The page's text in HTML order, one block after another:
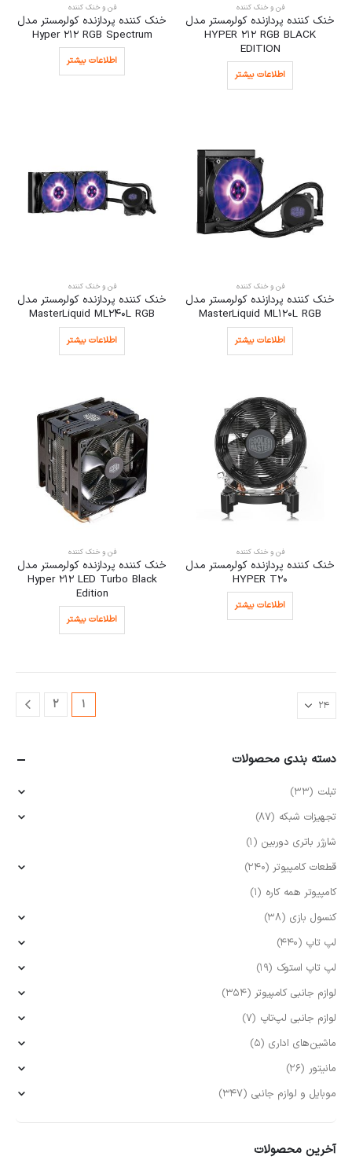
فن و خنک کننده
خنک کننده پردازنده کولرمستر مدل
HYPER 212 RGB BLACK
EDITION
اطلاعات بیشتر
فن و خنک کننده
خنک کننده پردازنده کولرمستر مدل
Hyper 212 RGB Spectrum
اطلاعات بیشتر
فن و خنک کننده
خنک کننده پردازنده کولرمستر مدل
MasterLiquid ML120L RGB
اطلاعات بیشتر
فن و خنک کننده
خنک کننده پردازنده کولرمستر مدل
MasterLiquid ML240L RGB
اطلاعات بیشتر
فن و خنک کننده
خنک کننده پردازنده کولرمستر مدل
HYPER T20
اطلاعات بیشتر
فن و خنک کننده
خنک کننده پردازنده کولرمستر مدل
Hyper 212 LED Turbo Black
Edition
اطلاعات بیشتر
1
2
دسته بندی محصولات
تبلت (33)
تجهیزات شبکه (87)
شارژر باتری دوربین (1)
قطعات کامپیوتر (240)
کامپیوتر همه کاره (1)
کنسول بازی (38)
لپ تاپ (440)
لپ تاپ استوک (19)
لوازم جانبی کامپیوتر (354)
لوازم جانبی لپ‌تاپ (7)
ماشین‌های اداری (5)
مانیتور (26)
موبایل و لوازم جانبی (347)
آخرین محصولات